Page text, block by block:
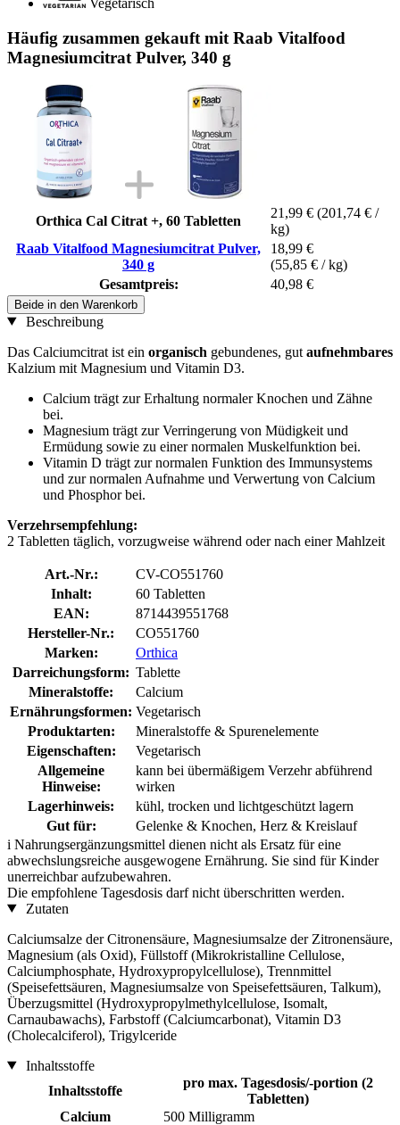
Vegetarisch
Häufig zusammen gekauft mit Raab Vitalfood
Magnesiumcitrat Pulver, 340 g
Orthica Cal Citrat +, 60 Tabletten
21,99 € (201,74 € /
kg)
Raab Vitalfood Magnesiumcitrat Pulver,
340 g
18,99 €
(55,85 € / kg)
Gesamtpreis:
40,98 €
Beide in den Warenkorb
Beschreibung
Das Calciumcitrat ist ein organisch gebundenes, gut aufnehmbares
Kalzium mit Magnesium und Vitamin D3.
Calcium trägt zur Erhaltung normaler Knochen und Zähne
bei.
Magnesium trägt zur Verringerung von Müdigkeit und
Ermüdung sowie zu einer normalen Muskelfunktion bei.
Vitamin D trägt zur normalen Funktion des Immunsystems
und zur normalen Aufnahme und Verwertung von Calcium
und Phosphor bei.
Verzehrsempfehlung:
2 Tabletten täglich, vorzugweise während oder nach einer Mahlzeit
Art.-Nr.:
CV-CO551760
Inhalt:
60 Tabletten
EAN:
8714439551768
Hersteller-Nr.:
CO551760
Marken:
Orthica
Darreichungsform: Tablette
Mineralstoffe:
Calcium
Ernährungsformen: Vegetarisch
Produktarten:
Mineralstoffe & Spurenelemente
Eigenschaften:
Vegetarisch
Allgemeine
Hinweise:
kann bei übermäßigem Verzehr abführend
wirken
Lagerhinweis:
kühl, trocken und lichtgeschützt lagern
Gut für:
Gelenke & Knochen, Herz & Kreislauf
i Nahrungsergänzungsmittel dienen nicht als Ersatz für eine
abwechslungsreiche ausgewogene Ernährung. Sie sind für Kinder
unerreichbar aufzubewahren.
Die empfohlene Tagesdosis darf nicht überschritten werden.
Zutaten
Calciumsalze der Citronensäure, Magnesiumsalze der Zitronensäure,
Magnesium (als Oxid), Füllstoff (Mikrokristalline Cellulose,
Calciumphosphate, Hydroxypropylcellulose), Trennmittel
(Speisefettsäuren, Magnesiumsalze von Speisefettsäuren, Talkum),
Überzugsmittel (Hydroxypropylmethylcellulose, Isomalt,
Carnaubawachs), Farbstoff (Calciumcarbonat), Vitamin D3
(Cholecalciferol), Trigylceride
Inhaltsstoffe
Inhaltsstoffe
pro max. Tagesdosis/-portion (2
Tabletten)
Calcium
500 Milligramm